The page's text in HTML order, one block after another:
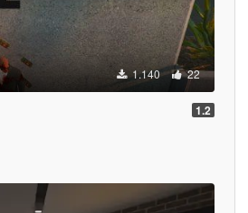
1.140 22
1.2